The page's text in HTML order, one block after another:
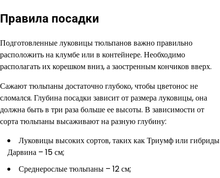
Правила посадки
Подготовленные луковицы тюльпанов важно правильно
расположить на клумбе или в контейнере. Необходимо
располагать их корешком вниз, а заостренным кончиков вверх.
Сажают тюльпаны достаточно глубоко, чтобы цветонос не
сломался. Глубина посадки зависит от размера луковицы, она
должна быть в три раза больше ее высоты. В зависимости от
сорта тюльпаны высаживают на разную глубину:
Луковицы высоких сортов, таких как Триумф или гибриды
Дарвина – 15 см;
Среднерослые тюльпаны – 12 см;